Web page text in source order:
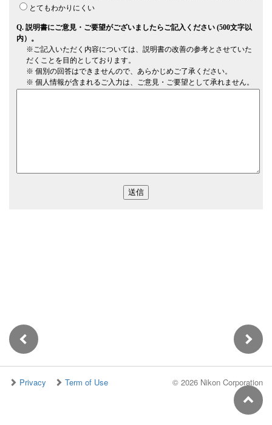
Privacy Term of Use © 2026 Nikon Corporation